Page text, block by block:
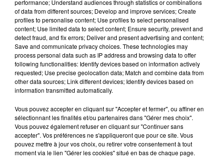
À Hoerdt, de l’eau brune sort des robinets
Depuis plusieurs jours, des habitants de Hoerdt ont vu de
l’eau brune s’écouler de leurs robinets. Face aux
nombreuses interrogations, la municipalité a pris...
performance; Understand audiences through statistics or combinations
of data from different sources; Develop and improve services; Create
profiles to personalise content; Use profiles to select personalised
content; Use limited data to select content; Ensure security, prevent and
detect fraud, and fix errors; Deliver and present advertising and content;
Save and communicate privacy choices. These technologies may
process personal data such as IP address and browsing data to offer
following functionalities: Identify devices based on information actively
requested; Use precise geolocation data; Match and combine data from
other data sources; Link different devices; Identify devices based on
information transmitted automatically.
Vous pouvez accepter en cliquant sur "Accepter et fermer", ou affiner en
sélectionnant les finalités et/ou partenaires dans "Gérer mes choix".
Vous pouvez également refuser en cliquant sur "Continuer sans
accepter". Vos préférences ne s'appliqueront que pour ce site. Vous
pouvez mettre à jour vos choix, ou retirer votre consentement à tout
moment via le lien "Gérer les cookies" situé en bas de chaque page.